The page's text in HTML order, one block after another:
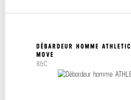
DÉBARDEUR HOMME ATHLETIC
MOVE
B&C